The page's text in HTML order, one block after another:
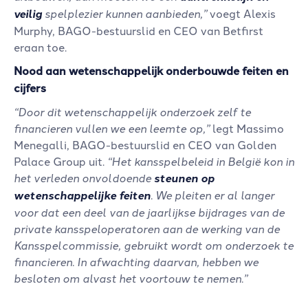
veiligspelplezier kunnen aanbieden,”voegt Alexis
Murphy, BAGO-bestuurslid en CEO van Betfirst
eraan toe.
Nood aan wetenschappelijk onderbouwde feiten en
cijfers
“Door dit wetenschappelijk onderzoek zelf te
financieren vullen we een leemte op,”legt Massimo
Menegalli, BAGO-bestuurslid en CEO van Golden
Palace Group uit. “Het kansspelbeleid in België kon in
het verleden onvoldoendesteunen op
wetenschappelijke feiten. We pleiten er al langer
voor dat een deel van de jaarlijkse bijdrages van de
private kansspeloperatoren aan de werking van de
Kansspelcommissie, gebruikt wordt om onderzoek te
financieren. In afwachting daarvan, hebben we
besloten om alvast het voortouw te nemen.”